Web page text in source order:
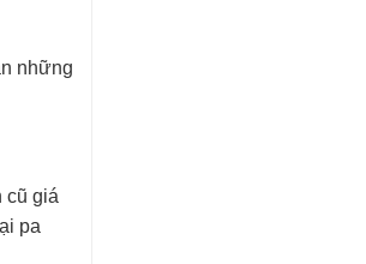
những
cũ giá
pa